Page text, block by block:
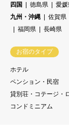
四国
徳島県 愛媛
九州・沖縄
佐賀県
福岡県
長崎県
お宿のタイプ
ホテル
ペンション・民宿
貸別荘・コテージ・
コンドミニアム